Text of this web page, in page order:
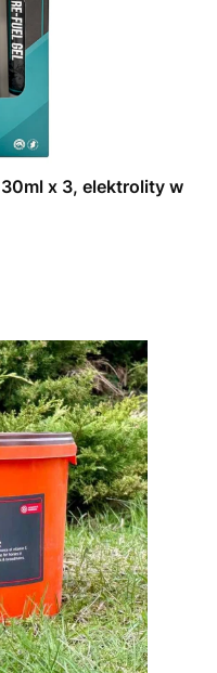
30ml x 3, elektrolity w